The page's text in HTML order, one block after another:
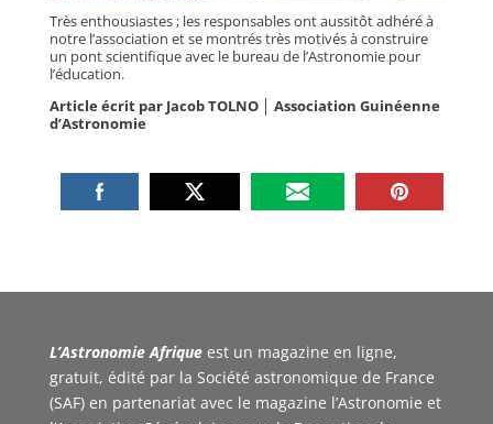
Très enthousiastes ; les responsables ont aussitôt adhéré à
notre l’association et se montrés très motivés à construire
un pont scientifique avec le bureau de l’Astronomie pour
l’éducation.
Article écrit par Jacob TOLNO │ Association Guinéenne
d’Astronomie
L’Astronomie Afrique est un magazine en ligne,
gratuit, édité par la Société astronomique de France
(SAF) en partenariat avec le magazine l’Astronomie et